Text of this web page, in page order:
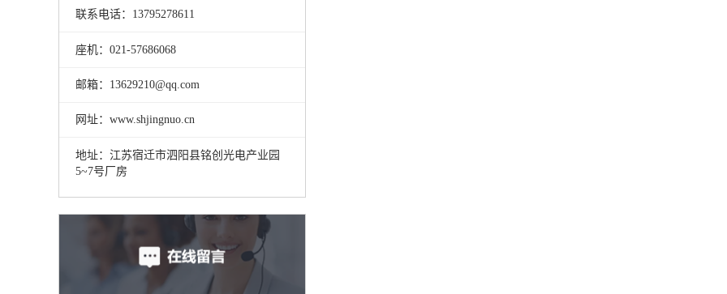
联系电话：13795278611
座机：021-57686068
邮箱：13629210@qq.com
网址：www.shjingnuo.cn
地址：江苏宿迁市泗阳县铭创光电产业园
5~7号厂房